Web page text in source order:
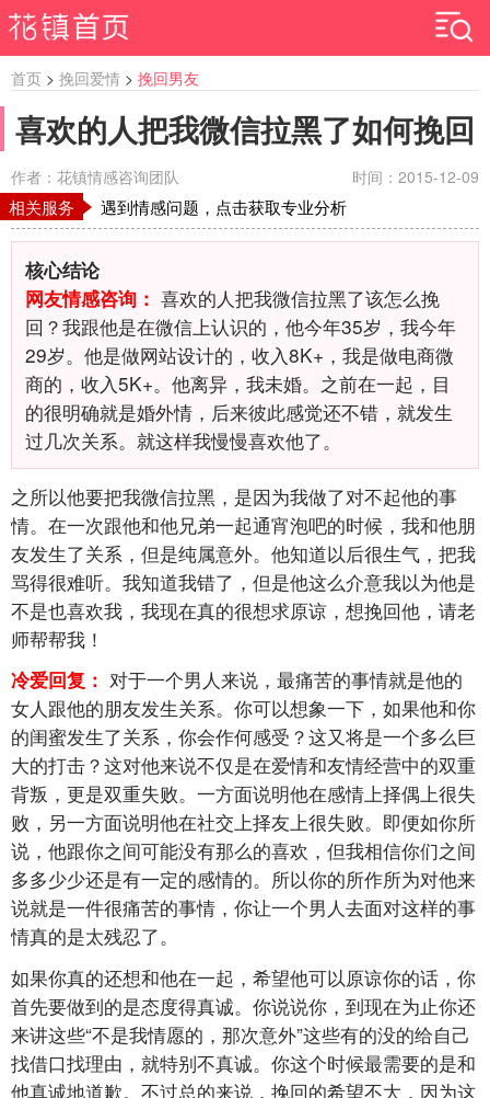
首页 > 挽回爱情 > 挽回男友
喜欢的人把我微信拉黑了如何挽回
作者：花镇情感咨询团队 时间：2015-12-09
相关服务 遇到情感问题，点击获取专业分析
核心结论
网友情感咨询： 喜欢的人把我微信拉黑了该怎么挽
回？我跟他是在微信上认识的，他今年35岁，我今年
29岁。他是做网站设计的，收入8K+，我是做电商微
商的，收入5K+。他离异，我未婚。之前在一起，目
的很明确就是婚外情，后来彼此感觉还不错，就发生
过几次关系。就这样我慢慢喜欢他了。
之所以他要把我微信拉黑，是因为我做了对不起他的事
情。在一次跟他和他兄弟一起通宵泡吧的时候，我和他朋
友发生了关系，但是纯属意外。他知道以后很生气，把我
骂得很难听。我知道我错了，但是他这么介意我以为他是
不是也喜欢我，我现在真的很想求原谅，想挽回他，请老
师帮帮我！
冷爱回复： 对于一个男人来说，最痛苦的事情就是他的
女人跟他的朋友发生关系。你可以想象一下，如果他和你
的闺蜜发生了关系，你会作何感受？这又将是一个多么巨
大的打击？这对他来说不仅是在爱情和友情经营中的双重
背叛，更是双重失败。一方面说明他在感情上择偶上很失
败，另一方面说明他在社交上择友上很失败。即便如你所
说，他跟你之间可能没有那么的喜欢，但我相信你们之间
多多少少还是有一定的感情的。所以你的所作所为对他来
说就是一件很痛苦的事情，你让一个男人去面对这样的事
情真的是太残忍了。
如果你真的还想和他在一起，希望他可以原谅你的话，你
首先要做到的是态度得真诚。你说说你，到现在为止你还
来讲这些“不是我情愿的，那次意外”这些有的没的给自己
找借口找理由，就特别不真诚。你这个时候最需要的是和
他真诚地道歉。不过总的来说，挽回的希望不大，因为这